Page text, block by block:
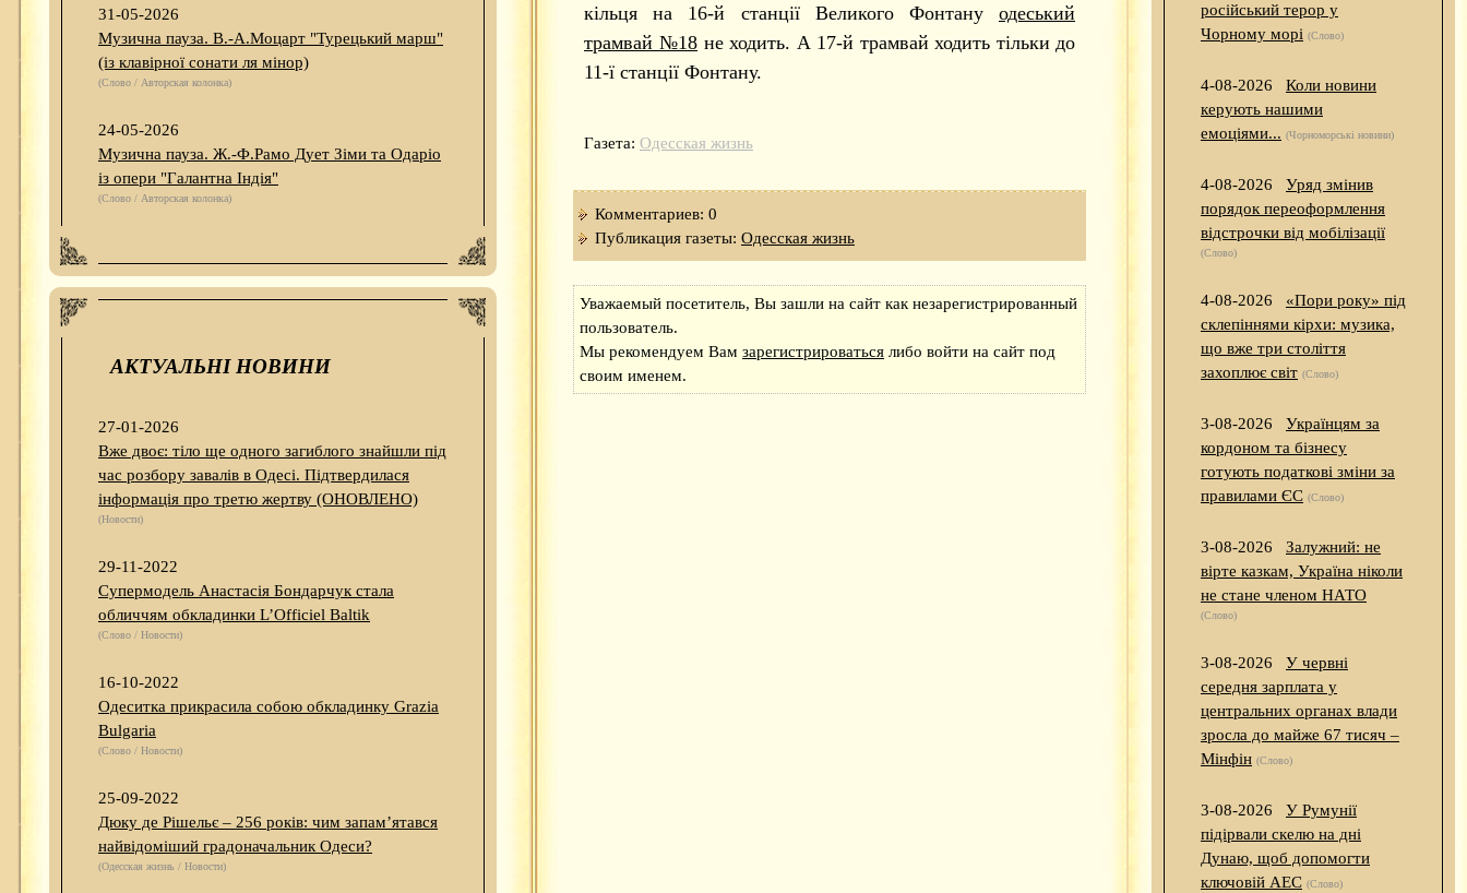
31-05-2026
Музична пауза. В.-А.Моцарт "Турецький марш"
(із клавірної сонати ля мінор)
(Слово / Авторская колонка)
24-05-2026
Музична пауза. Ж.-Ф.Рамо Дует Зіми та Одаріо
із опери "Галантна Індія"
(Слово / Авторская колонка)
АКТУАЛЬНІ НОВИНИ
27-01-2026
Вже двоє: тіло ще одного загиблого знайшли під
час розбору завалів в Одесі. Підтвердилася
інформація про третю жертву (ОНОВЛЕНО)
(Новости)
29-11-2022
Супермодель Анастасія Бондарчук стала
обличчям обкладинки L’Officiel Baltik
(Слово / Новости)
16-10-2022
Одеситка прикрасила собою обкладинку Grazia
Bulgaria
(Слово / Новости)
25-09-2022
Дюку де Рішельє – 256 років: чим запам’ятався
найвідоміший градоначальник Одеси?
(Одесская жизнь / Новости)
кільця на 16-й станції Великого Фонтану одеський
трамвай №18 не ходить. А 17-й трамвай ходить тільки до
11-ї станції Фонтану.
Газета: Одесская жизнь
Комментариев: 0
Публикация газеты: Одесская жизнь
Уважаемый посетитель, Вы зашли на сайт как незарегистрированный
пользователь.
Мы рекомендуем Вам зарегистрироваться либо войти на сайт под
своим именем.
російський терор у
Чорному морі (Слово)
4-08-2026
Коли новини
керують нашими
емоціями... (Чорноморські новини)
4-08-2026
Уряд змінив
порядок переоформлення
відстрочки від мобілізації
(Слово)
4-08-2026
«Пори року» під
склепіннями кірхи: музика,
що вже три століття
захоплює світ (Слово)
3-08-2026
Українцям за
кордоном та бізнесу
готують податкові зміни за
правилами ЄС (Слово)
3-08-2026
Залужний: не
вірте казкам, Україна ніколи
не стане членом НАТО
(Слово)
3-08-2026
У червні
середня зарплата у
центральних органах влади
зросла до майже 67 тисяч –
Мінфін (Слово)
3-08-2026
У Румунії
підірвали скелю на дні
Дунаю, щоб допомогти
ключовій АЕС (Слово)